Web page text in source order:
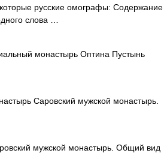
русские омографы: Содержание
слова …
монастырь Оптина Пустынь
Саровский мужской монастырь.
мужской монастырь. Общий вид